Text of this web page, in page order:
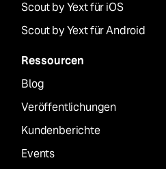
Scout by Yext für iOS
Scout by Yext für Android
Ressourcen
Blog
Veröffentlichungen
Kundenberichte
Events